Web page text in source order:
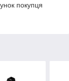
покупця